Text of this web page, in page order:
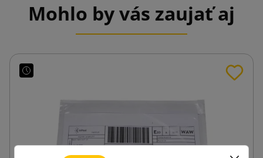
Mohlo by vás zaujať aj